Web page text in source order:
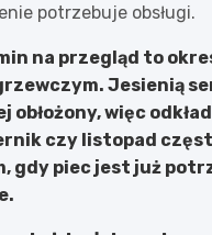
potrzebuje obsługi.
na przegląd to
Jesienią
obłożony, więc
czy listopad
gdy piec jest już